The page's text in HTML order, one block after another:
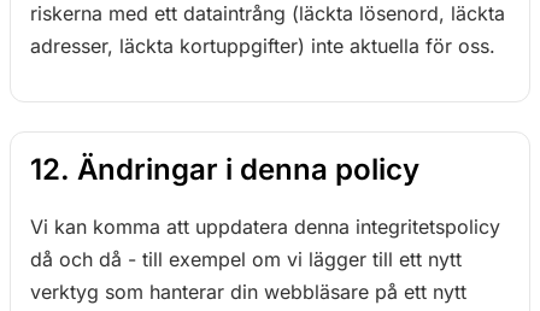
riskerna med ett dataintrång (läckta lösenord, läckta
adresser, läckta kortuppgifter) inte aktuella för oss.
12. Ändringar i denna policy
Vi kan komma att uppdatera denna integritetspolicy
då och då - till exempel om vi lägger till ett nytt
verktyg som hanterar din webbläsare på ett nytt